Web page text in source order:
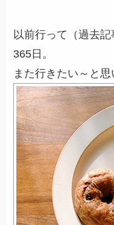
以前行って（過去記
365日。
また行きたい～と